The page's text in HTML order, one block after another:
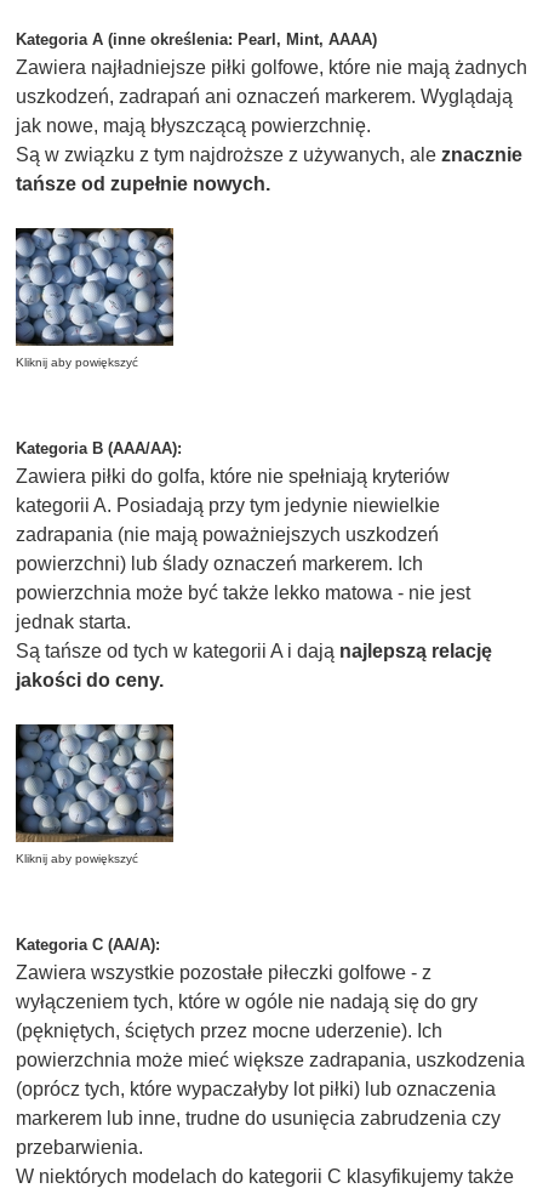
Kategoria A (inne określenia: Pearl, Mint, AAAA)
Zawiera najładniejsze piłki golfowe, które nie mają żadnych
uszkodzeń, zadrapań ani oznaczeń markerem. Wyglądają
jak nowe, mają błyszczącą powierzchnię.
Są w związku z tym najdroższe z używanych, ale znacznie
tańsze od zupełnie nowych.
Kliknij aby powiększyć
Kategoria B (AAA/AA):
Zawiera piłki do golfa, które nie spełniają kryteriów
kategorii A. Posiadają przy tym jedynie niewielkie
zadrapania (nie mają poważniejszych uszkodzeń
powierzchni) lub ślady oznaczeń markerem. Ich
powierzchnia może być także lekko matowa - nie jest
jednak starta.
Są tańsze od tych w kategorii A i dają najlepszą relację
jakości do ceny.
Kliknij aby powiększyć
Kategoria C (AA/A):
Zawiera wszystkie pozostałe piłeczki golfowe - z
wyłączeniem tych, które w ogóle nie nadają się do gry
(pękniętych, ściętych przez mocne uderzenie). Ich
powierzchnia może mieć większe zadrapania, uszkodzenia
(oprócz tych, które wypaczałyby lot piłki) lub oznaczenia
markerem lub inne, trudne do usunięcia zabrudzenia czy
przebarwienia.
W niektórych modelach do kategorii C klasyfikujemy także